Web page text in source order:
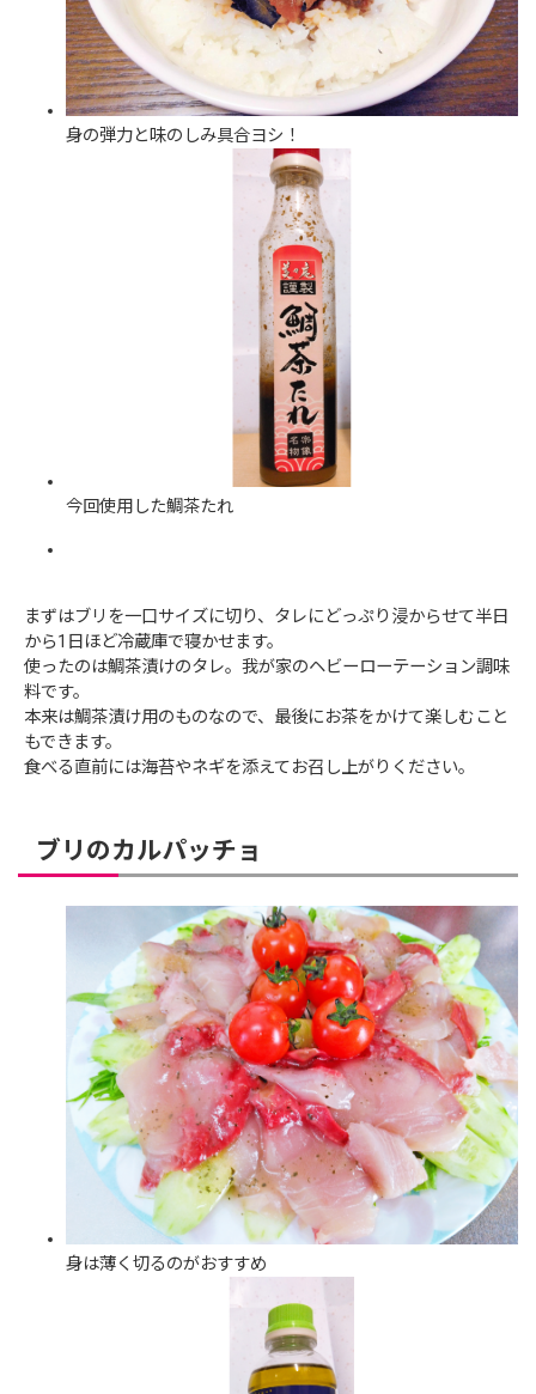
身の弾力と味のしみ具合ヨシ！
今回使用した鯛茶たれ
まずはブリを一口サイズに切り、タレにどっぷり浸からせて半日
から1日ほど冷蔵庫で寝かせます。
使ったのは鯛茶漬けのタレ。我が家のヘビーローテーション調味
料です。
本来は鯛茶漬け用のものなので、最後にお茶をかけて楽しむこと
もできます。
食べる直前には海苔やネギを添えてお召し上がりください。
ブリのカルパッチョ
身は薄く切るのがおすすめ